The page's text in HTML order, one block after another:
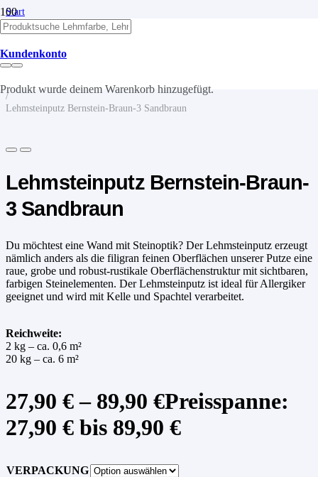
Kundenkonto
Produkt wurde deinem Warenkorb hinzugefügt.
Start
/
Lehm
/
Lehmputze
Lehmsteinputz
/
Lehmsteinputz Bernstein-Braun-3 Sandbraun
Lehmsteinputz Bernstein-Braun-
3 Sandbraun
Du möchtest eine Wand mit Steinoptik? Der Lehmsteinputz erzeugt
nämlich anders als die filigran feinen Oberflächen unserer Putze eine
raue, grobe und robust-rustikale Oberflächenstruktur mit sichtbaren,
farbigen Steinelementen. Der Lehmsteinputz ist ideal für Allergiker
geeignet und wird mit Kelle und Spachtel verarbeitet.
Reichweite:
2 kg – ca. 0,6 m²
20 kg – ca. 6 m²
27,90 € – 89,90 €Preisspanne:
27,90 € bis 89,90 €
VERPACKUNG